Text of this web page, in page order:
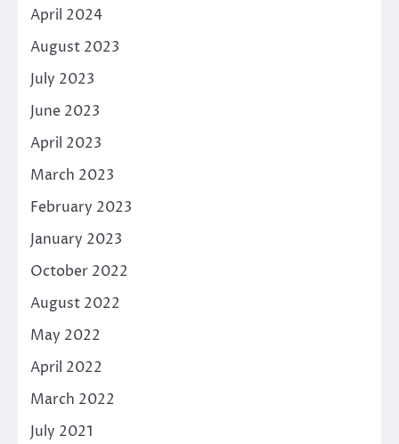
April 2024
August 2023
July 2023
June 2023
April 2023
March 2023
February 2023
January 2023
October 2022
August 2022
May 2022
April 2022
March 2022
July 2021